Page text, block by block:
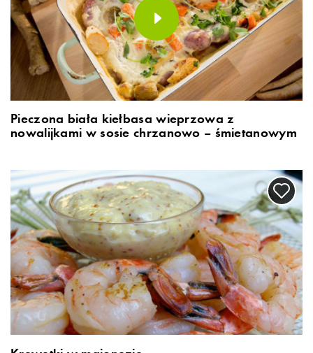
Pieczona biała kiełbasa wieprzowa z
nowalijkami w sosie chrzanowo – śmietanowym